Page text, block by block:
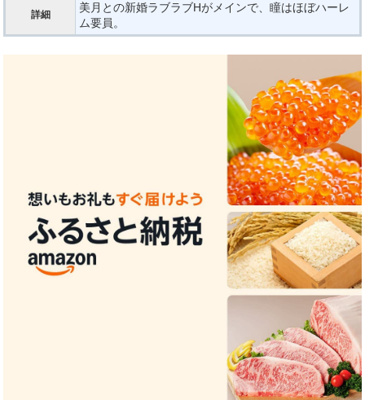
詳細
美月との新婚ラブラブHがメインで、瞳はほぼハーレ
ム要員。